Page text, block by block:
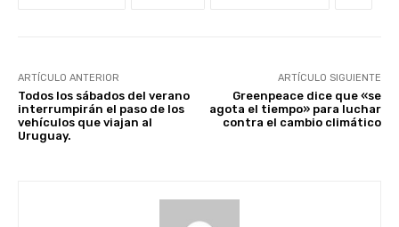
ARTÍCULO ANTERIOR
Todos los sábados del verano
interrumpirán el paso de los
vehículos que viajan al
Uruguay.
ARTÍCULO SIGUIENTE
Greenpeace dice que «se
agota el tiempo» para luchar
contra el cambio climático